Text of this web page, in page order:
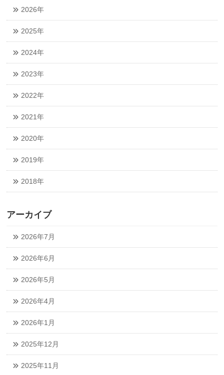
2026年
2025年
2024年
2023年
2022年
2021年
2020年
2019年
2018年
アーカイブ
2026年7月
2026年6月
2026年5月
2026年4月
2026年1月
2025年12月
2025年11月